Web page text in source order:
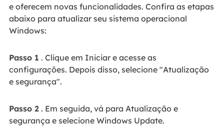
e oferecem novas funcionalidades. Confira as etapas
abaixo para atualizar seu sistema operacional
Windows:
Passo 1 . Clique em Iniciar e acesse as
configurações. Depois disso, selecione "Atualização
e segurança".
Passo 2. Em seguida, vá para Atualização e
segurança e selecione Windows Update.